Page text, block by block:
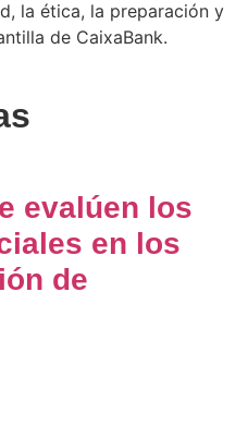
la ética, la preparación y
de CaixaBank.
evalúen los
en los
de